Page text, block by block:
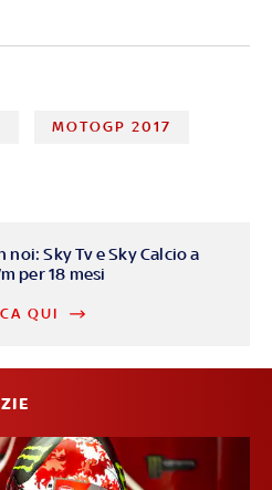
MOTOGP 2017
noi: Sky Tv e Sky Calcio a
per 18 mesi
QUI